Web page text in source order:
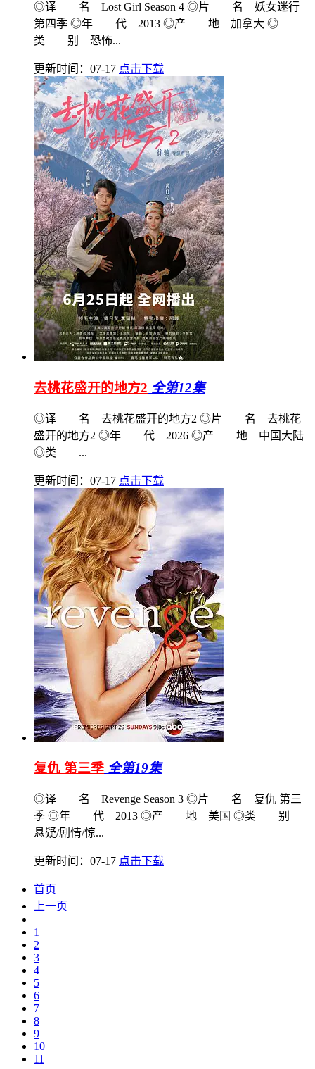
◎译 名 Lost Girl Season 4 ◎片 名 妖女迷行
第四季 ◎年 代 2013 ◎产 地 加拿大 ◎
类 别 恐怖...
更新时间：07-17 点击下载
去桃花盛开的地方2 全第12集
◎译 名 去桃花盛开的地方2 ◎片 名 去桃花
盛开的地方2 ◎年 代 2026 ◎产 地 中国大陆
◎类 ...
更新时间：07-17 点击下载
复仇 第三季 全第19集
◎译 名 Revenge Season 3 ◎片 名 复仇 第三
季 ◎年 代 2013 ◎产 地 美国 ◎类 别
悬疑/剧情/惊...
更新时间：07-17 点击下载
首页
上一页
1
2
3
4
5
6
7
8
9
10
11